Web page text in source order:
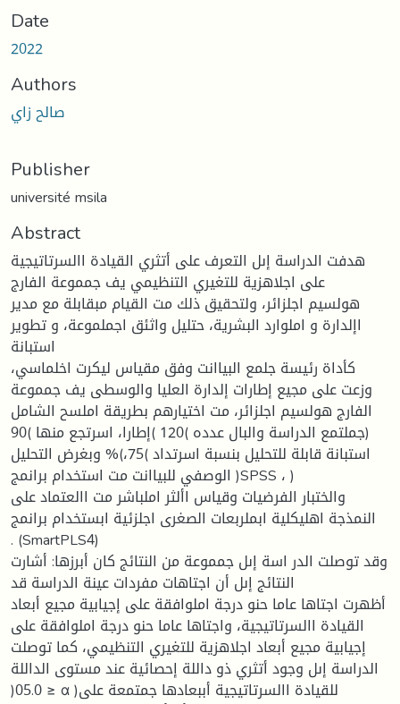
Date
2022
Authors
صالح زاي
Publisher
université msila
Abstract
هدفت الدراسة إىل التعرف على أتثري القيادة االسرتاتيجية
على اجلاهزية للتغيري التنظيمي يف جمموعة الفارج
هولسيم اجلزائر، ولتحقيق ذلك مت القيام مبقابلة مع مدير
اإلدارة و املوارد البشرية، حتليل واثئق اجملموعة، و تطوير
استبانة
كأداة رئيسة جلمع البياانت وفق مقياس ليكرت اخلماسي،
وزعت على مجيع إطارات إلدارة العليا والوسطى يف جمموعة
الفارج هولسيم اجلزائر، مت اختيارهم بطريقة املسح الشامل
جملتمع الدراسة والبال عدده )120 )إطارا، اسرتجع منها )90)
استبانة قابلة للتحليل بنسبة اسرتداد )75،)% وبغرض التحليل
الوصفي للبياانت مت استخدام برانمج )SPSS ، )
والختبار الفرضيات وقياس األثر املباشر مت االعتماد على
النمذجة اهليكلية ابملربعات الصغرى اجلزئية ابستخدام برانمج
. (SmartPLS4)
وقد توصلت الدر اسة إىل جمموعة من النتائج كان أبرزها: أشارت
النتائج إىل أن اجتاهات مفردات عينة الدراسة قد
أظهرت اجتاها عاما حنو درجة املوافقة على إجيابية مجيع أبعاد
القيادة االسرتاتيجية، واجتاها عاما حنو درجة املوافقة على
إجيابية مجيع أبعاد اجلاهزية للتغيري التنظيمي، كما توصلت
الدراسة إىل وجود أتثري ذو داللة إحصائية عند مستوى الداللة
)05.0 ≥ α )للقيادة االسرتاتيجية أببعادها جمتمعة على